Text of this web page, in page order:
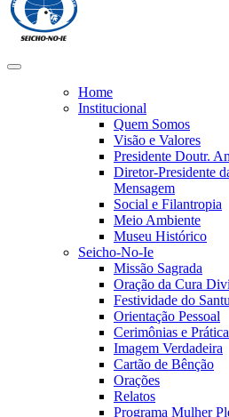
Home
Institucional
Quem Somos
Visão e Valores
Presidente Doutr.
Diretor-Presidente
Mensagem
Social e Filantropia
Meio Ambiente
Museu Histórico
Seicho-No-Ie
Missão Sagrada
Oração da Cura
Festividade do
Orientação Pessoal
Cerimônias e
Imagem Verdadeira
Cartão de Bênção
Orações
Relatos
Programa Mulher